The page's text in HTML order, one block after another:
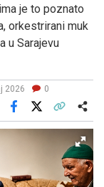
je to poznato
orkestrirani muk
u Sarajevu
2026 0
Facebook